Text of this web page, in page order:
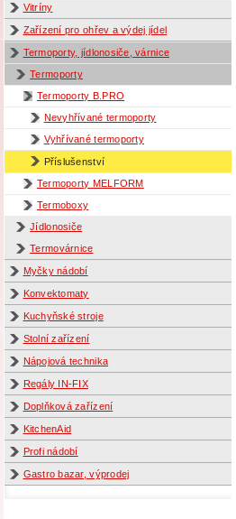
Vitríny
Zařízení pro ohřev a výdej jídel
Termoporty, jídlonosiče, várnice
Termoporty
Termoporty B.PRO
Nevyhřívané termoporty
Vyhřívané termoporty
Příslušenství
Termoporty MELFORM
Termoboxy
Jídlonosiče
Termovárnice
Myčky nádobí
Konvektomaty
Kuchyňské stroje
Stolní zařízení
Nápojová technika
Regály IN-FIX
Doplňková zařízení
KitchenAid
Profi nádobí
Gastro bazar, výprodej